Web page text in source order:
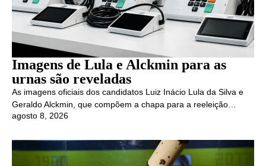
Imagens de Lula e Alckmin para as
urnas são reveladas
As imagens oficiais dos candidatos Luiz Inácio Lula da Silva e
Geraldo Alckmin, que compõem a chapa para a reeleição…
agosto 8, 2026